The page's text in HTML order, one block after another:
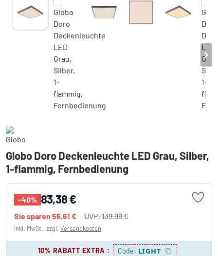
Globo Doro Deckenleuchte LED Grau, Silber,
1-flammig, Fernbedienung
-40% 83,38 €
Sie sparen 56,61 € UVP: 139,99 €
inkl. MwSt., zzgl. Versandkosten
10% RABATT EXTRA : Code: LIGHT